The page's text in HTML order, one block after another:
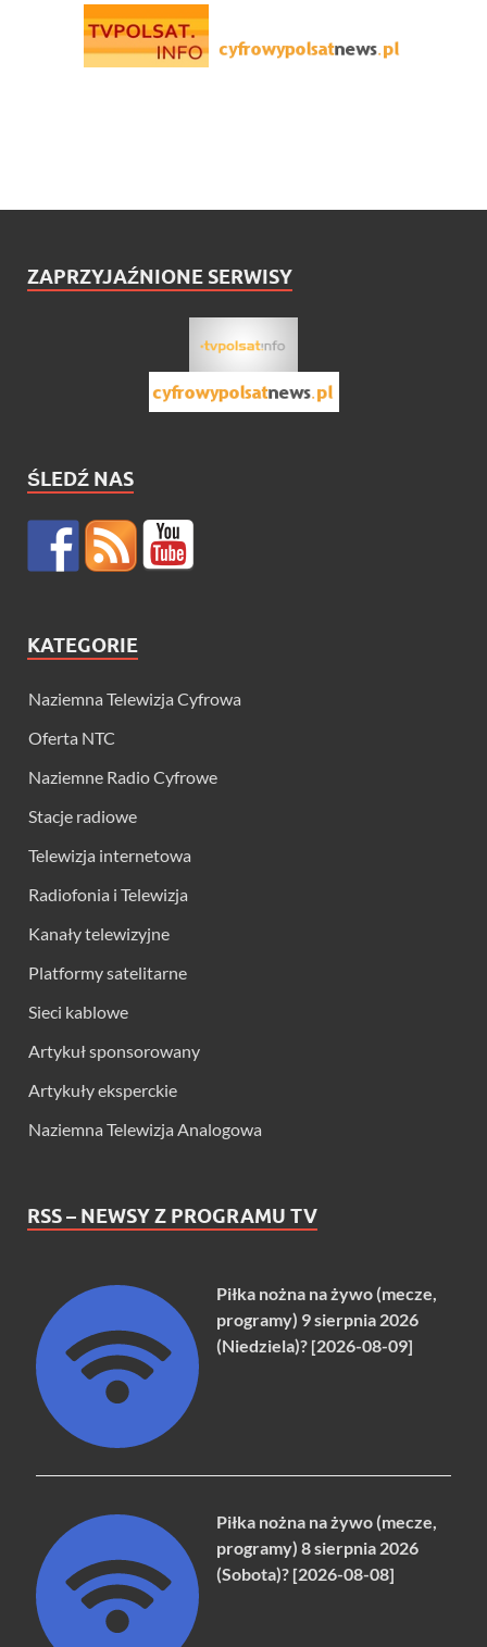
ZAPRZYJAŹNIONE SERWISY
ŚLEDŹ NAS
KATEGORIE
Naziemna Telewizja Cyfrowa
Oferta NTC
Naziemne Radio Cyfrowe
Stacje radiowe
Telewizja internetowa
Radiofonia i Telewizja
Kanały telewizyjne
Platformy satelitarne
Sieci kablowe
Artykuł sponsorowany
Artykuły eksperckie
Naziemna Telewizja Analogowa
RSS – NEWSY Z PROGRAMU TV
Piłka nożna na żywo (mecze,
programy) 9 sierpnia 2026
(Niedziela)? [2026-08-09]
Piłka nożna na żywo (mecze,
programy) 8 sierpnia 2026
(Sobota)? [2026-08-08]